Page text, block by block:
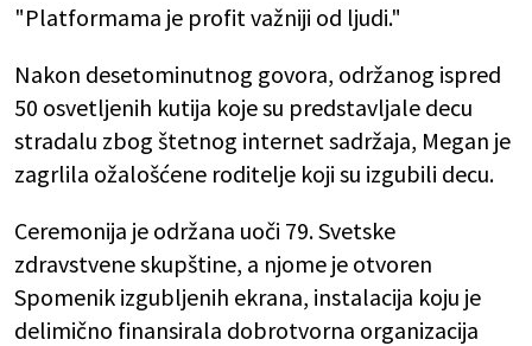
"Platformama je profit važniji od ljudi."
Nakon desetominutnog govora, održanog ispred
50 osvetljenih kutija koje su predstavljale decu
stradalu zbog štetnog internet sadržaja, Megan je
zagrlila ožalošćene roditelje koji su izgubili decu.
Ceremonija je održana uoči 79. Svetske
zdravstvene skupštine, a njome je otvoren
Spomenik izgubljenih ekrana, instalacija koju je
delimično finansirala dobrotvorna organizacija